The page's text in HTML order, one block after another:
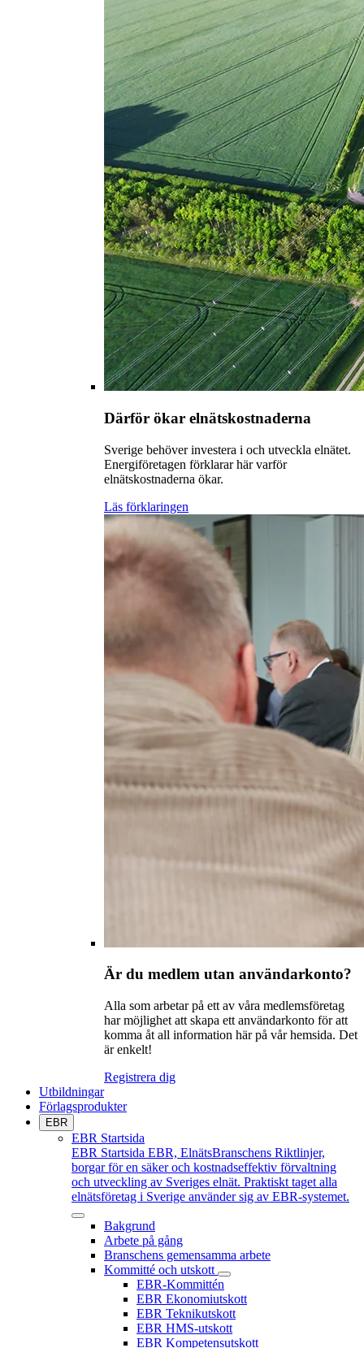
Därför ökar elnätskostnaderna
Sverige behöver investera i och utveckla elnätet.
Energiföretagen förklarar här varför
elnätskostnaderna ökar.
Läs förklaringen
Är du medlem utan användarkonto?
Alla som arbetar på ett av våra medlemsföretag
har möjlighet att skapa ett användarkonto för att
komma åt all information här på vår hemsida. Det
är enkelt!
Registrera dig
Utbildningar
Förlagsprodukter
EBR
EBR Startsida
EBR Startsida EBR, ElnätsBranschens Riktlinjer,
borgar för en säker och kostnadseffektiv förvaltning
och utveckling av Sveriges elnät. Praktiskt taget alla
elnätsföretag i Sverige använder sig av EBR-systemet.
Bakgrund
Arbete på gång
Branschens gemensamma arbete
Kommitté och utskott
EBR-Kommittén
EBR Ekonomiutskott
EBR Teknikutskott
EBR HMS-utskott
EBR Kompetensutskott